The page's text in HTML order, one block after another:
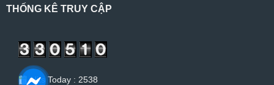
THỐNG KÊ TRUY CẬP
Hits Today : 2538